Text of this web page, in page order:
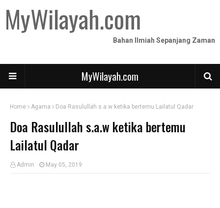
MyWilayah.com
Bahan Ilmiah Sepanjang Zaman
MyWilayah.com
Home Agama Doa Rasulullah s.a.w ketika bertemu Lailatul Qadar
Doa Rasulullah s.a.w ketika bertemu
Lailatul Qadar
Admin May 05, 2019